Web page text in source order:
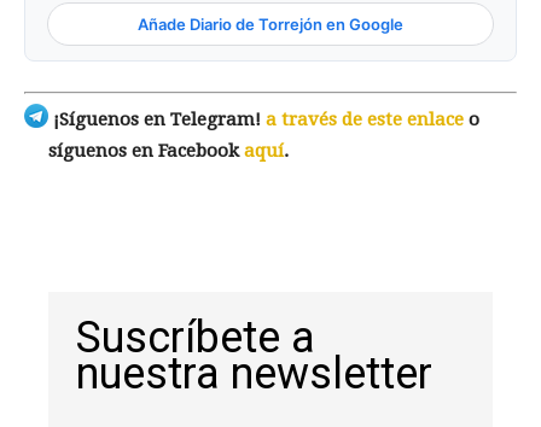
Añade Diario de Torrejón en Google
¡Síguenos en Telegram! a través de este enlace o
síguenos en Facebookaquí.
Suscríbete a
nuestra newsletter